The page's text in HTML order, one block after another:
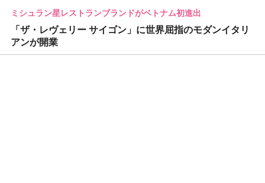
ミシュラン星レストランブランドがベトナム初進出
「ザ・レヴェリー サイゴン」に世界屈指のモダンイタリ
アンが開業